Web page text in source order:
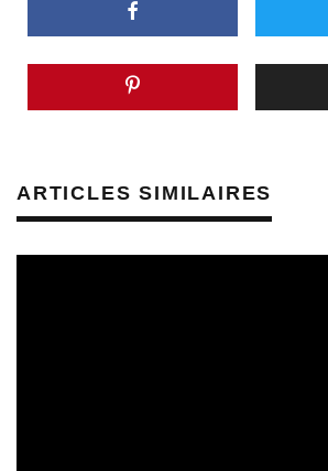
ARTICLES SIMILAIRES